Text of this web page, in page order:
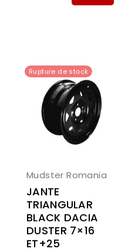
Rupture de stock
Mudster Romania
JANTE
TRIANGULAR
BLACK DACIA
DUSTER 7×16
ET+25